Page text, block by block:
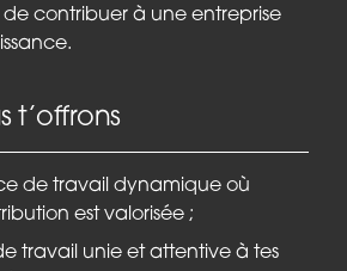
de contribuer à une entreprise
t’offrons
de travail dynamique où
est valorisée ;
travail unie et attentive à tes